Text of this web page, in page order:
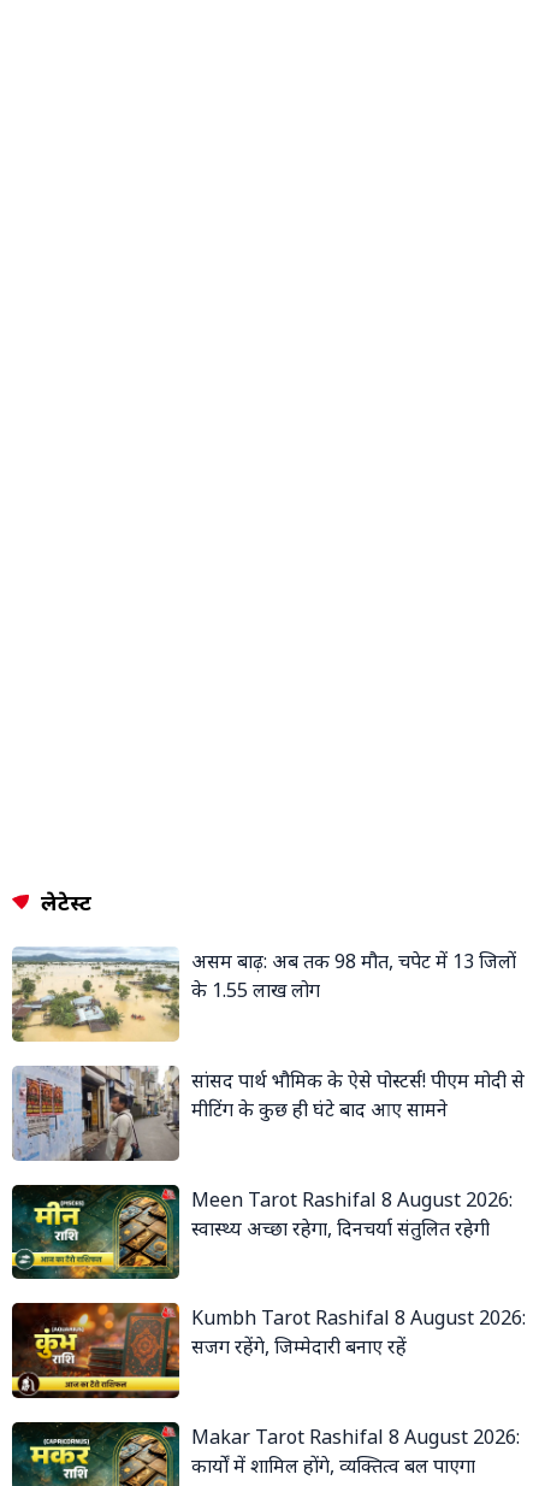
लेटेस्ट
असम बाढ़: अब तक 98 मौत, चपेट में 13 जिलों
के 1.55 लाख लोग
सांसद पार्थ भौमिक के ऐसे पोस्टर्स! पीएम मोदी से
मीटिंग के कुछ ही घंटे बाद आए सामने
Meen Tarot Rashifal 8 August 2026:
स्वास्थ्य अच्छा रहेगा, दिनचर्या संतुलित रहेगी
Kumbh Tarot Rashifal 8 August 2026:
सजग रहेंगे, जिम्मेदारी बनाए रहें
Makar Tarot Rashifal 8 August 2026:
कार्यों में शामिल होंगे, व्यक्तित्व बल पाएगा